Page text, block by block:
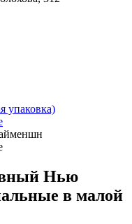
упаковка)
Нью
в малой